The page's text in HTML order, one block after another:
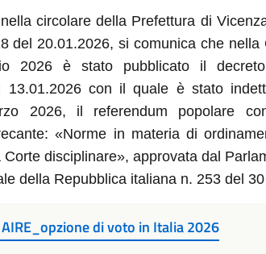
circolare della Prefettura di
del 20.01.2026, si comunica che
2026 è stato pubblicato il
13.01.2026 con il quale è stato
2026, il referendum popolare
«Norme in materia di
Corte disciplinare», approvata dal
della Repubblica italiana n. 253 del
di voto in Italia 2026